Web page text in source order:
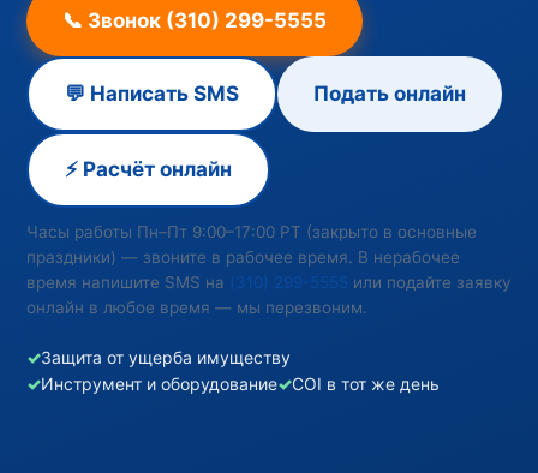
📞 Звонок (310) 299-5555
💬 Написать SMS Подать онлайн
⚡ Расчёт онлайн
Часы работы Пн–Пт 9:00–17:00 PT (закрыто в основные
праздники) — звоните в рабочее время. В нерабочее
время напишите SMS на (310) 299-5555 или подайте заявку
онлайн в любое время — мы перезвоним.
✓Защита от ущерба имуществу
✓Инструмент и оборудование✓COI в тот же день